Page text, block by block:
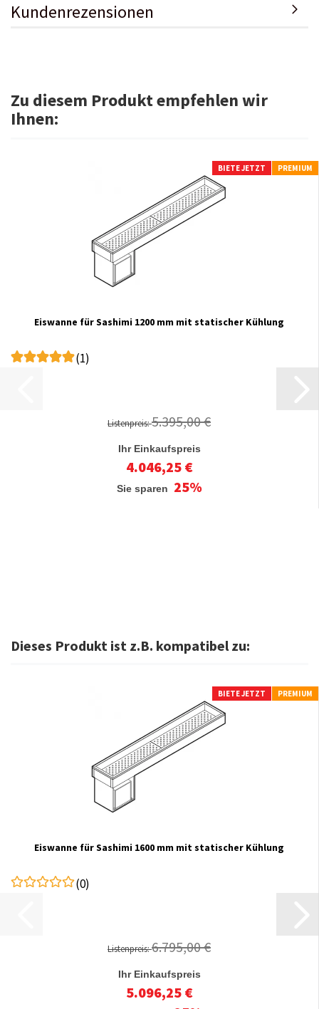
Kundenrezensionen
Zu diesem Produkt empfehlen wir
Ihnen:
BIETE JETZT PREMIUM
Eiswanne für Sashimi 1200 mm mit statischer Kühlung
(1)
Listenpreis:5.395,00 €
Ihr Einkaufspreis
4.046,25 €
Sie sparen 25%
Dieses Produkt ist z.B. kompatibel zu:
BIETE JETZT PREMIUM
Eiswanne für Sashimi 1600 mm mit statischer Kühlung
(0)
Listenpreis:6.795,00 €
Ihr Einkaufspreis
5.096,25 €